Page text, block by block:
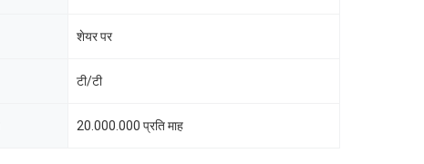
शेयर पर
टी/टी
20.000.000 प्रति माह